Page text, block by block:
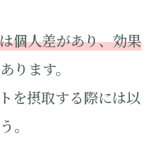
個人差があり、効果
あります。
を摂取する際には以
。